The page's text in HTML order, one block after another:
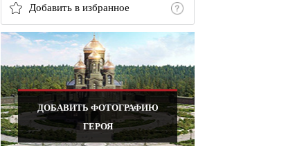
Добавить в избранное
ДОБАВИТЬ ФОТОГРАФИЮ
ГЕРОЯ